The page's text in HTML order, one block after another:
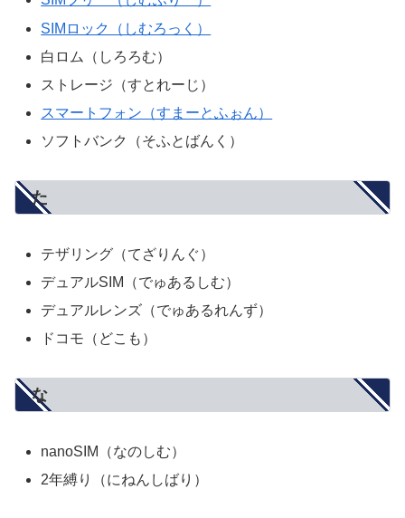
SIMロック（しむろっく）
白ロム（しろろむ）
ストレージ（すとれーじ）
スマートフォン（すまーとふぉん）
ソフトバンク（そふとばんく）
た
テザリング（てざりんぐ）
デュアルSIM（でゅあるしむ）
デュアルレンズ（でゅあるれんず）
ドコモ（どこも）
な
nanoSIM（なのしむ）
2年縛り（にねんしばり）